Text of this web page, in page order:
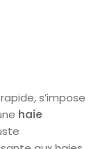
s’impose
haie